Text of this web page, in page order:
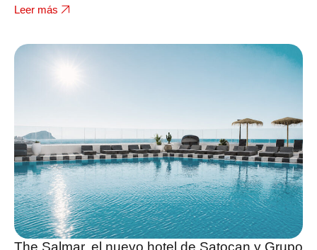
Leer más
The Salmar, el nuevo hotel de Satocan y Grupo